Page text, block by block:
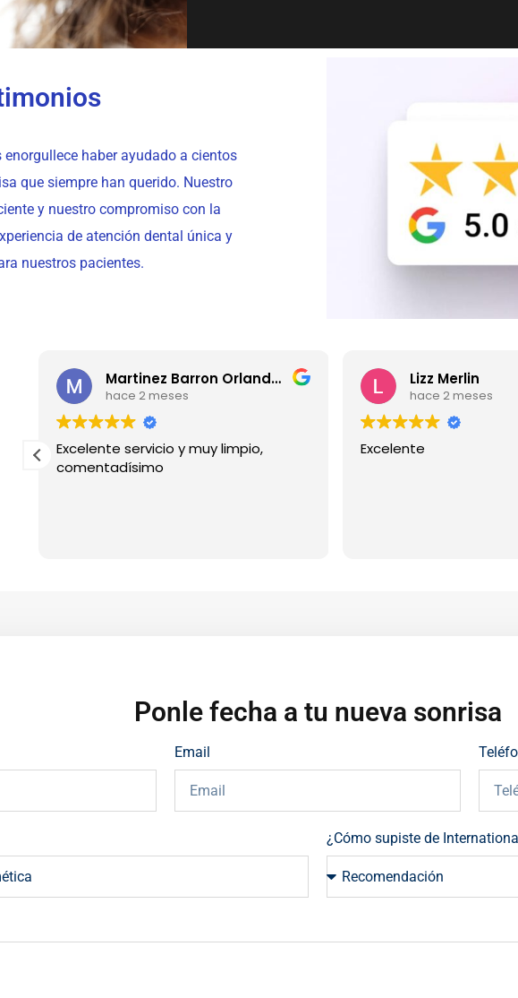
haber ayudado a cientos
que siempre han querido. Nuestro
y nuestro compromiso con la
de atención dental única y
nuestros pacientes.
Martinez Barron Orlando Daniel
hace 2 meses
Excelente servicio y muy limpio,
comentadísimo
Lizz Merlin
hace 2 meses
Excelente
Ponle fecha a tu nueva sonrisa
Email
¿Cómo supiste de